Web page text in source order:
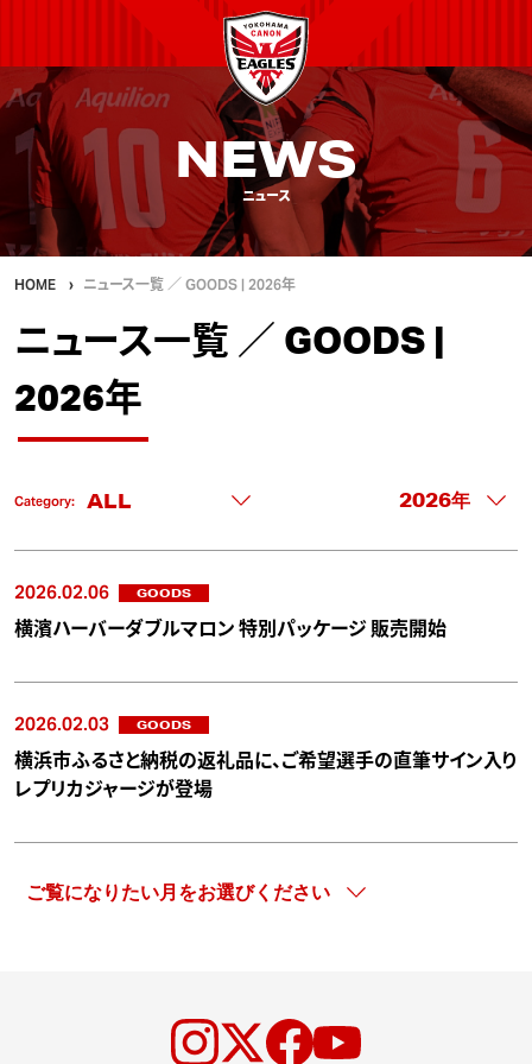
NEWS
ニュース
HOME ニュース一覧 ／ GOODS | 2026年
ニュース一覧 ／ GOODS |
2026年
Category:
2026.02.06 GOODS
横濱ハーバーダブルマロン 特別パッケージ 販売開始
2026.02.03 GOODS
横浜市ふるさと納税の返礼品に、ご希望選手の直筆サイン入り
レプリカジャージが登場